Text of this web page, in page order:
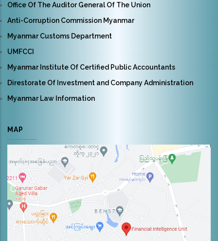
Office Of The Auditor General Of The Union
Anti-Corruption Commission Myanmar
Myanmar Customs Department
UMFCCI
Myanmar Institute Of Certified Public Accountants
Direstorate Of Investment and Company Administration
Myanmar Law Information
MAP